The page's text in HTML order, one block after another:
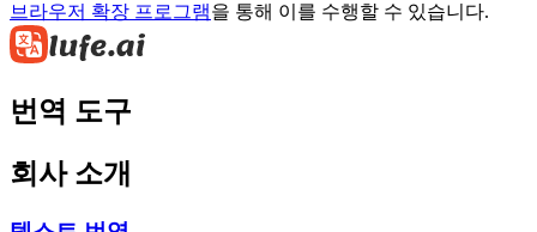
브라우저 확장 프로그램을 통해 이를 수행할 수 있습니다.
번역 도구
회사 소개